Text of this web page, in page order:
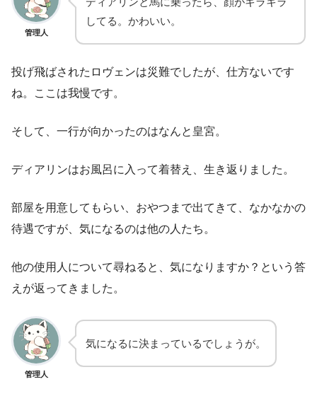
管理人
してる。かわいい。
投げ飛ばされたロヴェンは災難でしたが、仕方ないです
ね。ここは我慢です。
そして、一行が向かったのはなんと皇宮。
ディアリンはお風呂に入って着替え、生き返りました。
部屋を用意してもらい、おやつまで出てきて、なかなかの
待遇ですが、気になるのは他の人たち。
他の使用人について尋ねると、気になりますか？という答
えが返ってきました。
管理人
気になるに決まっているでしょうが。